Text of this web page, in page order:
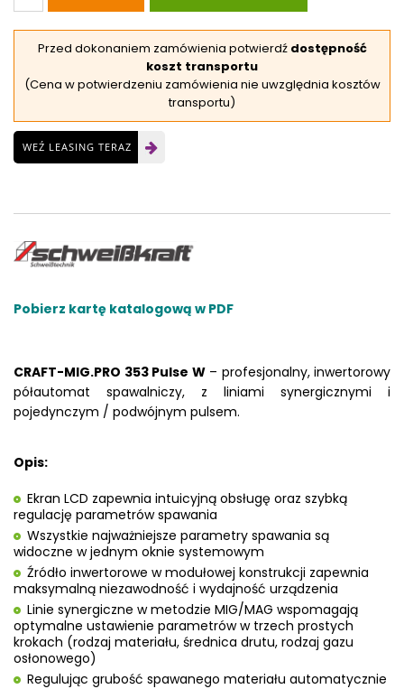
Przed dokonaniem zamówienia potwierdź dostępność
koszt transportu
(Cena w potwierdzeniu zamówienia nie uwzględnia kosztów
transportu)
WEŹ LEASING TERAZ
Pobierz kartę katalogową w PDF
CRAFT-MIG.PRO 353 Pulse W– profesjonalny, inwertorowy
półautomat spawalniczy, z liniami synergicznymi i
pojedynczym / podwójnym pulsem.
Opis:
Ekran LCD zapewnia intuicyjną obsługę oraz szybką
regulację parametrów spawania
Wszystkie najważniejsze parametry spawania są
widoczne w jednym oknie systemowym
Źródło inwertorowe w modułowej konstrukcji zapewnia
maksymalną niezawodność i wydajność urządzenia
Linie synergiczne w metodzie MIG/MAG wspomagają
optymalne ustawienie parametrów w trzech prostych
krokach (rodzaj materiału, średnica drutu, rodzaj gazu
osłonowego)
Regulując grubość spawanego materiału automatycznie